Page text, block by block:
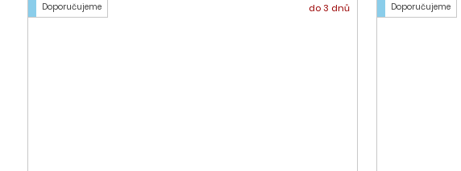
Doporučujeme do 3 dnů Doporučujeme